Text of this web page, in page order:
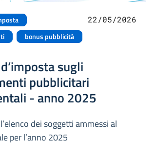
bonus pubblicità
22/05/2026
sugli
pubblicitari
- anno 2025
dei soggetti ammessi al
per l’anno 2025